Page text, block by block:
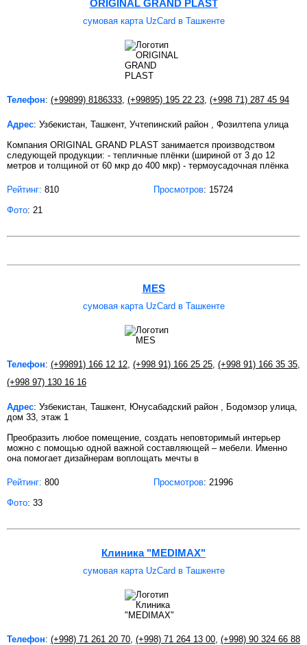
ORIGINAL GRAND PLAST
сумовая карта UzCard в Ташкенте
Телефон: (+99899) 8186333 (+99895) 195 22 23 (+998 71) 287 45 94
Адрес: Узбекистан, Ташкент, Учтепинский район , Фозилтепа улица
Компания ORIGINAL GRAND PLAST занимается производством
следующей продукции: - тепличные плёнки (шириной от 3 до 12
метров и толщиной от 60 мкр до 400 мкр) - термоусадочная плёнка
Рейтинг: 810 Просмотров: 15724
Фото: 21
MES
сумовая карта UzCard в Ташкенте
Телефон: (+99891) 166 12 12 (+998 91) 166 25 25 (+998 91) 166 35 35
(+998 97) 130 16 16
Адрес: Узбекистан, Ташкент, Юнусабадский район , Бодомзор улица,
дом 33, этаж 1
Преобразить любое помещение, создать неповторимый интерьер
можно с помощью одной важной составляющей – мебели. Именно
она помогает дизайнерам воплощать мечты в
Рейтинг: 800 Просмотров: 21996
Фото: 33
Клиника "MEDIMAX"
сумовая карта UzCard в Ташкенте
Телефон: (+998) 71 261 20 70 (+998) 71 264 13 00 (+998) 90 324 66 88